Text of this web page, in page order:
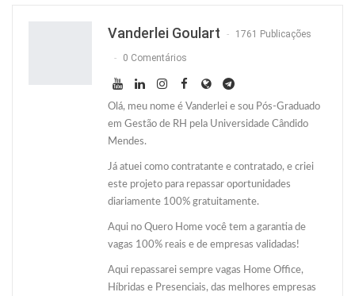
Vanderlei Goulart 1761 Publicações
0 Comentários
Olá, meu nome é Vanderlei e sou Pós-Graduado
em Gestão de RH pela Universidade Cândido
Mendes.
Já atuei como contratante e contratado, e criei
este projeto para repassar oportunidades
diariamente 100% gratuitamente.
Aqui no Quero Home você tem a garantia de
vagas 100% reais e de empresas validadas!
Aqui repassarei sempre vagas Home Office,
Híbridas e Presenciais, das melhores empresas